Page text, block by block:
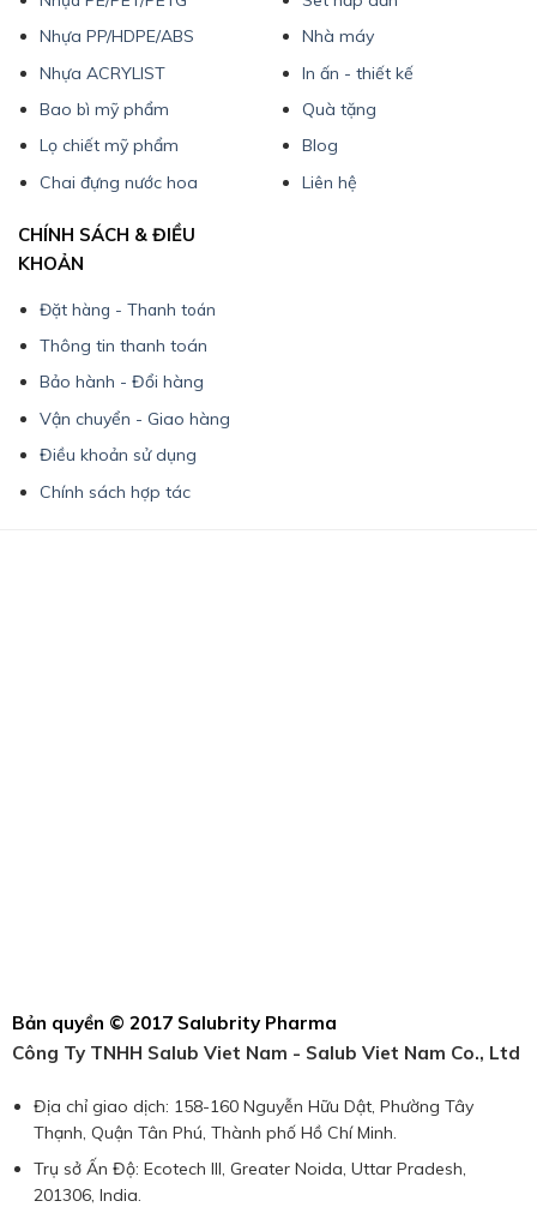
Nhựa PP/HDPE/ABS
Nhựa ACRYLIST
Bao bì mỹ phẩm
Lọ chiết mỹ phẩm
Chai đựng nước hoa
Nhà máy
In ấn - thiết kế
Quà tặng
Blog
Liên hệ
CHÍNH SÁCH & ĐIỀU
KHOẢN
Đặt hàng - Thanh toán
Thông tin thanh toán
Bảo hành - Đổi hàng
Vận chuyển - Giao hàng
Điều khoản sử dụng
Chính sách hợp tác
Bản quyền © 2017 Salubrity Pharma
Công Ty TNHH Salub Viet Nam - Salub Viet Nam Co., Ltd
Địa chỉ giao dịch: 158-160 Nguyễn Hữu Dật, Phường Tây
Thạnh, Quận Tân Phú, Thành phố Hồ Chí Minh.
Trụ sở Ấn Độ: Ecotech III, Greater Noida, Uttar Pradesh,
201306, India.